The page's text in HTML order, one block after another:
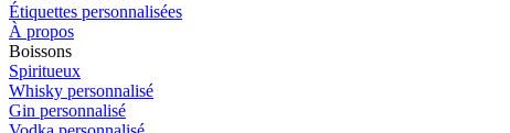
Étiquettes personnalisées
À propos
Boissons
Spiritueux
Whisky personnalisé
Gin personnalisé